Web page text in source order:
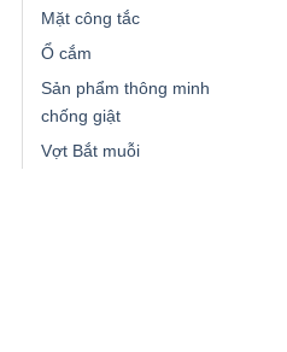
Mặt công tắc
Ổ cắm
Sản phẩm thông minh
chống giật
Vợt Bắt muỗi